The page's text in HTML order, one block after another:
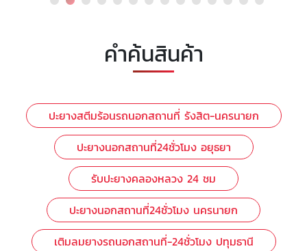
คำค้นสินค้า
ปะยางสตีมร้อนรถนอกสถานที่ รังสิต-นครนายก
ปะยางนอกสถานที่24ชั่วโมง อยุธยา
รับปะยางคลองหลวง 24 ชม
ปะยางนอกสถานที่24ชั่วโมง นครนายก
เติมลมยางรถนอกสถานที่-24ชั่วโมง ปทุมธานี